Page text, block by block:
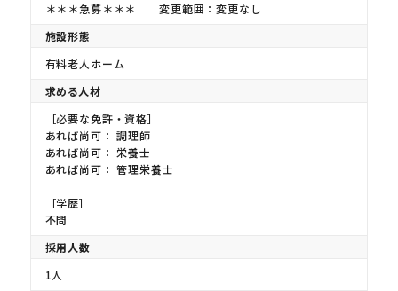
＊＊＊急募＊＊＊ 変更範囲：変更なし
施設形態
有料老人ホーム
求める人材
［必要な免許・資格］
あれば尚可： 調理師
あれば尚可： 栄養士
あれば尚可： 管理栄養士
［学歴］
不問
採用人数
1人